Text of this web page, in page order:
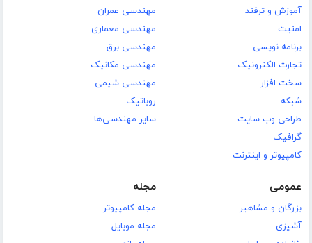
آموزش و ترفند
امنیت
برنامه نویسی
تجارت الکترونیک
سخت افزار
شبکه
طراحی وب سایت
گرافیک
کامپیوتر و اینترنت
مهندسی عمران
مهندسی معماری
مهندسی برق
مهندسی مکانیک
مهندسی شیمی
روباتیک
سایر مهندسی‌ها
عمومی
بزرگان و مشاهیر
آشپزی
مجله
مجله کامپیوتر
مجله موبایل